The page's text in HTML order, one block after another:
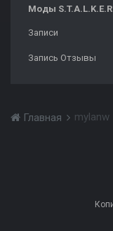
Моды
Записи
Запись Отзывы
Главная mylanw